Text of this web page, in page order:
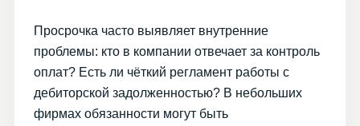
Просрочка часто выявляет внутренние
проблемы: кто в компании отвечает за контроль
оплат? Есть ли чёткий регламент работы с
дебиторской задолженностью? В небольших
фирмах обязанности могут быть